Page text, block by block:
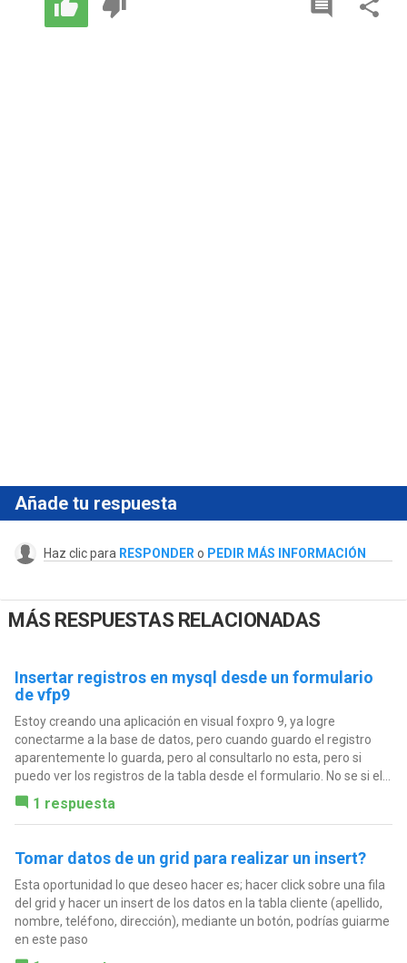
Añade tu respuesta
Haz clic para RESPONDER o PEDIR MÁS INFORMACIÓN
MÁS RESPUESTAS RELACIONADAS
Insertar registros en mysql desde un formulario
de vfp9
Estoy creando una aplicación en visual foxpro 9, ya logre
conectarme a la base de datos, pero cuando guardo el registro
aparentemente lo guarda, pero al consultarlo no esta, pero si
puedo ver los registros de la tabla desde el formulario. No se si el...
1 respuesta
Tomar datos de un grid para realizar un insert?
Esta oportunidad lo que deseo hacer es; hacer click sobre una fila
del grid y hacer un insert de los datos en la tabla cliente (apellido,
nombre, teléfono, dirección), mediante un botón, podrías guiarme
en este paso